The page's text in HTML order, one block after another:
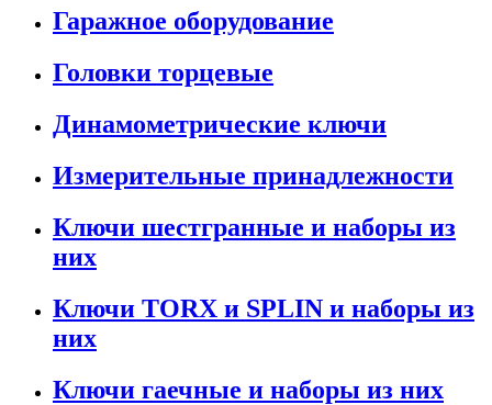
Гаражное оборудование
Головки торцевые
Динамометрические ключи
Измерительные принадлежности
Ключи шестгранные и наборы из
них
Ключи TORX и SPLIN и наборы из
них
Ключи гаечные и наборы из них